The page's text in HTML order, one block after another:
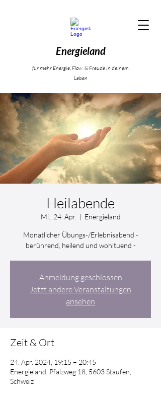
Energieland
für mehr Energie, Flow & Freude in deinem
Leben
Heilabende
Mi., 24. Apr.
  |
Energieland
Monatlicher Übungs-/Erlebnisabend -
berührend, heilend und wohltuend -
Anmeldung geschlossen
Jetzt andere Veranstaltungen
ansehen
Zeit & Ort
24. Apr. 2024, 19:15 – 20:45
Energieland, Pfalzweg 18, 5603 Staufen,
Schweiz